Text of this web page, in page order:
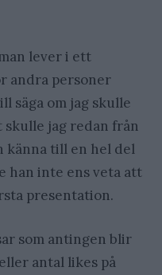
lever i ett
andra personer
säga om jag skulle
skulle jag redan från
känna till en hel del
han inte ens veta att
presentation.
som antingen blir
antal likes på